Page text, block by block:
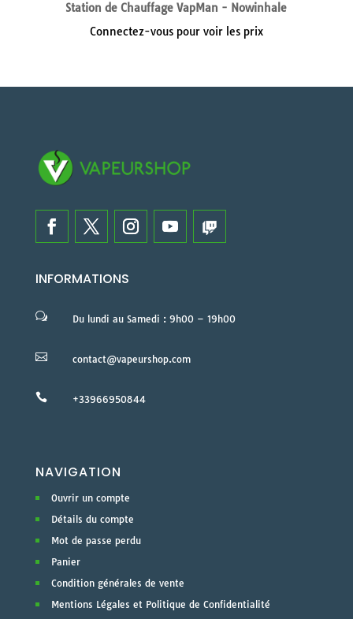
Station de Chauffage VapMan - Nowinhale
Connectez-vous pour voir les prix
INFORMATIONS
w Du lundi au Samedi : 9h00 – 19h00
 contact@vapeurshop.com
 +33966950844
NAVIGATION
Ouvrir un compte
Détails du compte
Mot de passe perdu
Panier
Condition générales de vente
Mentions Légales et Politique de Confidentialité